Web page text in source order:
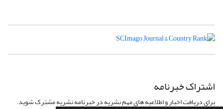
اشتراک خبرنامه
برای دریافت اخبار و اطلاعیه های مهم نشریه در خبرنامه نشریه مشترک شوید.